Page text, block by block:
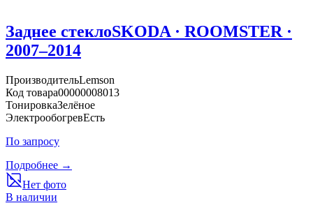
Заднее стеклоSKODA · ROOMSTER ·
2007–2014
ПроизводительLemson
Код товара00000008013
ТонировкаЗелёное
ЭлектрообогревЕсть
По запросу
Подробнее →
Нет фото
В наличии